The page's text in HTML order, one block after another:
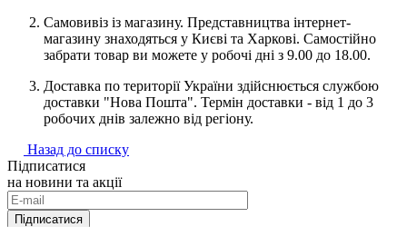
Самовивіз із магазину. Представництва інтернет-
магазину знаходяться у Києві та Харкові. Самостійно
забрати товар ви можете у робочі дні з 9.00 до 18.00.
Доставка по території України здійснюється службою
доставки "Нова Пошта". Термін доставки - від 1 до 3
робочих днів залежно від регіону.
Назад до списку
Підписатися
на новини та акції
Підписатися